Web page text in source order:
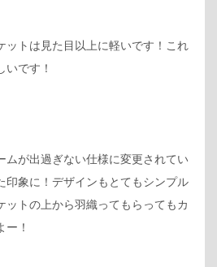
ットは見た目以上に軽いです！これ
いです！
ムが出過ぎない仕様に変更されてい
印象に！デザインもとてもシンプル
ットの上から羽織ってもらってもカ
ー！